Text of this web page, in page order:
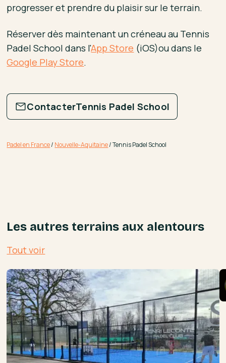
progresser et prendre du plaisir sur le terrain.
Réserver dès maintenant un créneau au Tennis
Padel School dans l'App Store (iOS)ou dans le
Google Play Store.
ContacterTennis Padel School
Padel en France/ Nouvelle-Aquitaine/Tennis Padel School
Les autres terrains aux alentours
Tout voir